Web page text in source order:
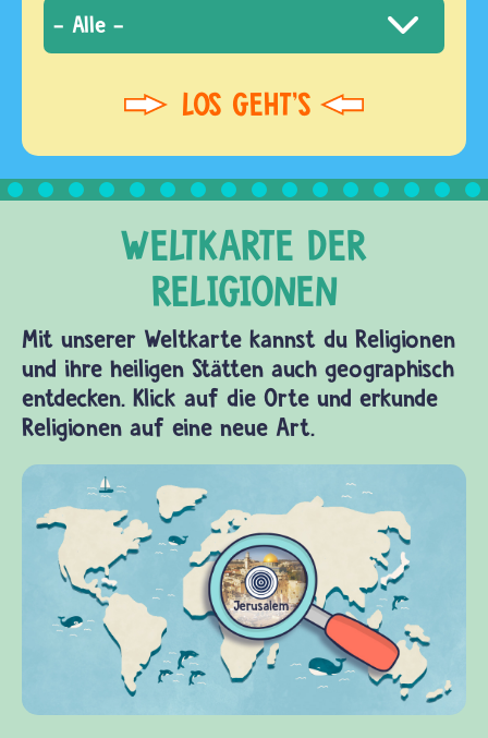
Mit unserer Weltkarte kannst du Religionen
und ihre heiligen Stätten auch geographisch
entdecken. Klick auf die Orte und erkunde
Religionen auf eine neue Art.